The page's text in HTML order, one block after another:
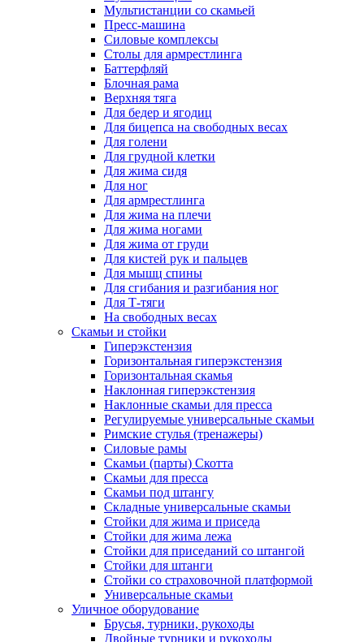
Мультистанции со скамьей
Пресс-машина
Силовые комплексы
Столы для армрестлинга
Баттерфляй
Блочная рама
Верхняя тяга
Для бедер и ягодиц
Для бицепса на свободных весах
Для голени
Для грудной клетки
Для жима сидя
Для ног
Для армрестлинга
Для жима на плечи
Для жима ногами
Для жима от груди
Для кистей рук и пальцев
Для мышц спины
Для сгибания и разгибания ног
Для Т-тяги
На свободных весах
Скамьи и стойки
Гиперэкстензия
Горизонтальная гиперэкстензия
Горизонтальная скамья
Наклонная гиперэкстензия
Наклонные скамьи для пресса
Регулируемые универсальные скамьи
Римские стулья (тренажеры)
Силовые рамы
Скамьи (парты) Скотта
Скамьи для пресса
Скамьи под штангу
Складные универсальные скамьи
Стойки для жима и приседа
Стойки для жима лежа
Стойки для приседаний со штангой
Стойки для штанги
Стойки со страховочной платформой
Универсальные скамьи
Уличное оборудование
Брусья, турники, рукоходы
Двойные турники и рукоходы